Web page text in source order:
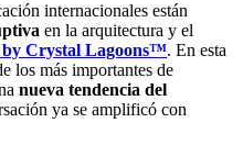
internacionales están
en la arquitectura y el
by Crystal Lagoons™. En esta
los más importantes de
nueva tendencia del
ya se amplificó con